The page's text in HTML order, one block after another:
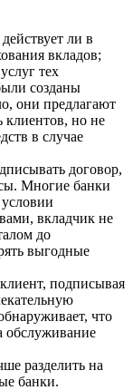
ли в
вкладов;
тех
созданы
они предлагают
клиентов, но не
в случае
договор,
Многие банки
вкладчик не
до
выгодные
подписывая
что
обслуживание
разделить на
банки.